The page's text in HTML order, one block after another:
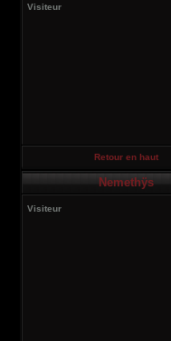
Visiteur
Retour en haut
Nemethÿs
Visiteur